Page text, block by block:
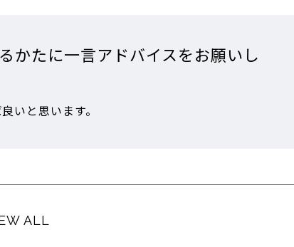
かたに一言アドバイスをお願いし
いと思います。
ALL